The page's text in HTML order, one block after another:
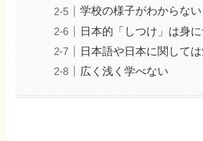
学校の様子がわからない
日本的「しつけ」は身
日本語や日本に関して
広く浅く学べない